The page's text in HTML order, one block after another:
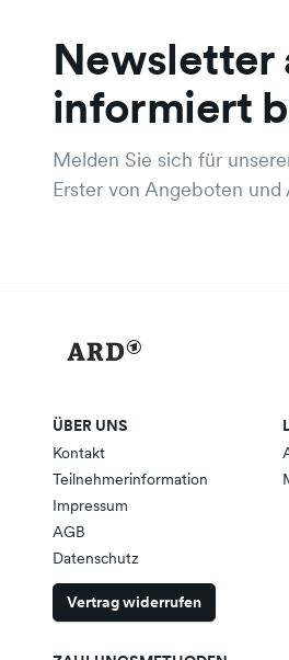
Newsletter
informiert
Melden Sie sich für
Erster von Angeboten und
ÜBER UNS
Kontakt
Teilnehmerinformation
Impressum
AGB
Datenschutz
Vertrag widerrufen